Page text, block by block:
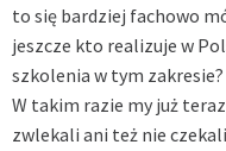
to się bardziej fachowo
jeszcze kto realizuje w
szkolenia w tym
W takim razie my już
zwlekali ani też nie